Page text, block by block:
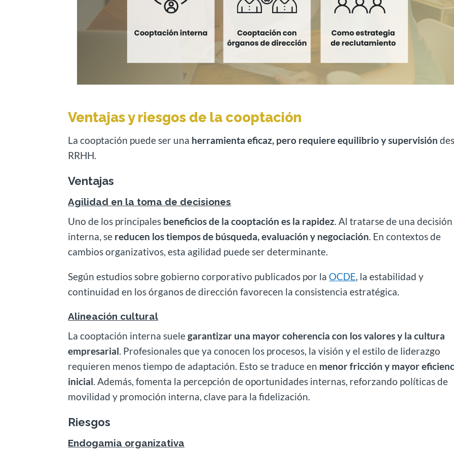
Ventajas y riesgos de la cooptación
La cooptación puede ser una herramienta eficaz, pero requiere equilibrio y supervisión
RRHH.
Ventajas
Agilidad en la toma de decisiones
Uno de los principales beneficios de la cooptación es la rapidez . Al tratarse de una decisión
interna, se reducen los tiempos de búsqueda, evaluación y negociación . En contextos de
cambios organizativos, esta agilidad puede ser determinante.
Según estudios sobre gobierno corporativo publicados por la OCDE , la estabilidad y
continuidad en los órganos de dirección favorecen la consistencia estratégica.
Alineación cultural
La cooptación interna suelegarantizar una mayor coherencia con los valores y la cultura
empresarial . Profesionales que ya conocen los procesos, la visión y el estilo de liderazgo
requieren menos tiempo de adaptación. Esto se traduce en menor fricción y mayor
inicial . Además, fomenta la percepción de oportunidades internas, reforzando políticas de
movilidad y promoción interna, clave para la fidelización.
Riesgos
Endogamia organizativa